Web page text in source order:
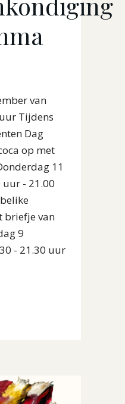
van
Tijdens
Dag
op met
11
- 21.00
briefje van
9
- 21.30 uur